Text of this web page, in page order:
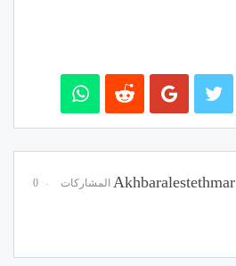
Akhbaralestethmar
0